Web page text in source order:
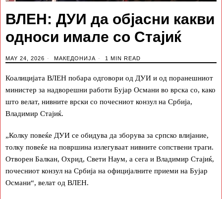
ВЛЕН: ДУИ да објасни какви
односи имале со Стајиќ
MAY 24, 2026 МАКЕДОНИЈА 1 MIN READ
Коалицијата ВЛЕН побара одговори од ДУИ и од поранешниот
министер за надворешни работи Бујар Османи во врска со, како
што велат, нивните врски со почесниот конзул на Србија,
Владимир Стајиќ.
„Колку повеќе ДУИ се обидува да зборува за српско влијание,
толку повеќе на површина излегуваат нивните сопствени траги.
Отворен Балкан, Охрид, Свети Наум, а сега и Владимир Стајиќ,
почесниот конзул на Србија на официјалните приеми на Бујар
Османи“, велат од ВЛЕН.